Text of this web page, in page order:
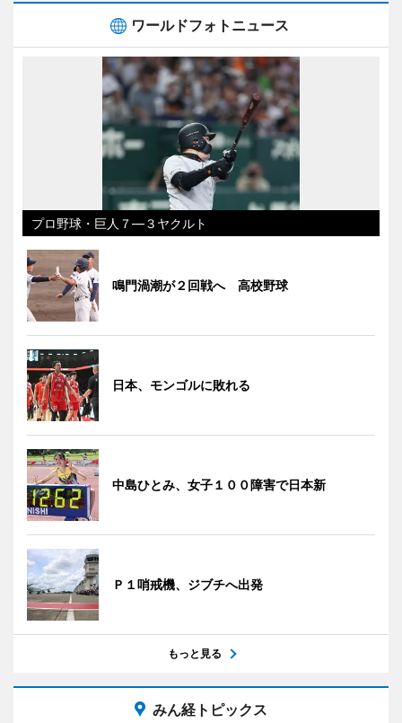
ワールドフォトニュース
プロ野球・巨人７―３ヤクルト
鳴門渦潮が２回戦へ 高校野球
日本、モンゴルに敗れる
中島ひとみ、女子１００障害で日本新
Ｐ１哨戒機、ジブチへ出発
もっと見る
みん経トピックス